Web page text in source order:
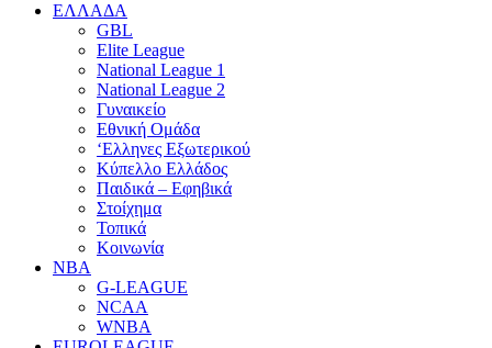
EΛΛΑΔΑ
GBL
Elite League
National League 1
National League 2
Γυναικείο
Εθνική Ομάδα
‘Ελληνες Εξωτερικού
Κύπελλο Ελλάδος
Παιδικά – Εφηβικά
Στοίχημα
Τοπικά
Κοινωνία
NBA
G-LEAGUE
NCAA
WNBA